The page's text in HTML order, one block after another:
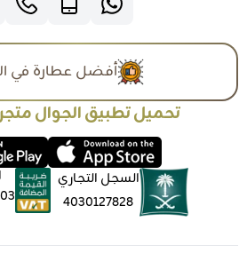
أفضل عطارة في
تحميل تطبيق الجوال
السجل التجاري
4030127828